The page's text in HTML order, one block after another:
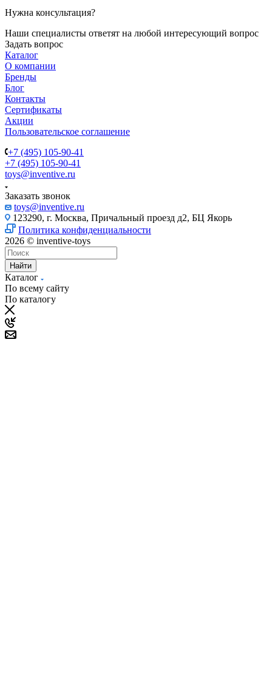
Нужна консультация?
Наши специалисты ответят на любой интересующий вопрос
Задать вопрос
Каталог
О компании
Бренды
Блог
Контакты
Сертификаты
Акции
Пользовательское соглашение
+7 (495) 105-90-41
+7 (495) 105-90-41
toys@inventive.ru
Заказать звонок
toys@inventive.ru
123290, г. Москва, Причальный проезд д2, БЦ Якорь
Политика конфиденциальности
2026 © inventive-toys
Найти
Каталог
По всему сайту
По каталогу